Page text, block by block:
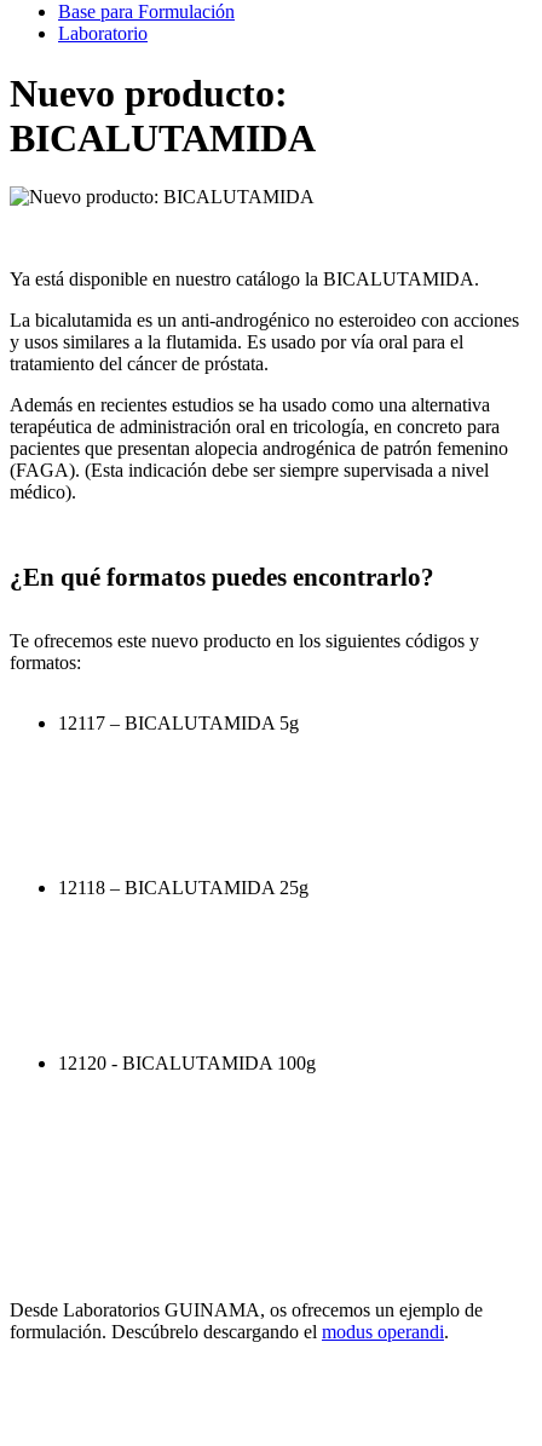
Base para Formulación
Laboratorio
Nuevo producto:
BICALUTAMIDA
Ya está disponible en nuestro catálogo la BICALUTAMIDA.
La bicalutamida es un anti-androgénico no esteroideo con acciones
y usos similares a la flutamida. Es usado por vía oral para el
tratamiento del cáncer de próstata.
Además en recientes estudios se ha usado como una alternativa
terapéutica de administración oral en tricología, en concreto para
pacientes que presentan alopecia androgénica de patrón femenino
(FAGA). (Esta indicación debe ser siempre supervisada a nivel
médico).
¿En qué formatos puedes encontrarlo?
Te ofrecemos este nuevo producto en los siguientes códigos y
formatos:
12117 – BICALUTAMIDA 5g
12118 – BICALUTAMIDA 25g
12120 - BICALUTAMIDA 100g
Desde Laboratorios GUINAMA, os ofrecemos un ejemplo de
formulación. Descúbrelo descargando el modus operandi.